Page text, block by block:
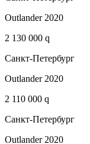
Outlander 2020
2 130 000 q
Санкт-Петербург
Outlander 2020
2 110 000 q
Санкт-Петербург
Outlander 2020